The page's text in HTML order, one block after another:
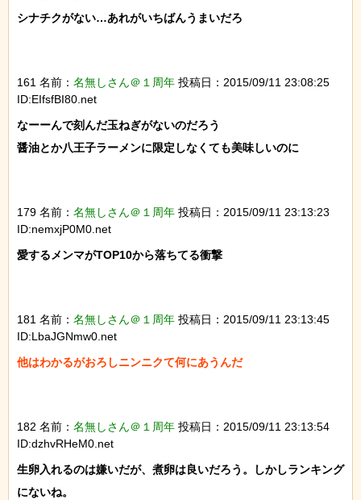
シナチクがない…あれがいちばんうまいだろ
161 名前： 名無しさん＠１周年 投稿日：2015/09/11 23:08:25
ID:EIfsfBI80.net
なーーんで刻んだ玉ねぎがないのだろう
醤油とか八王子ラーメンに限定しなくても美味しいのに
179 名前： 名無しさん＠１周年 投稿日：2015/09/11 23:13:23
ID:nemxjP0M0.net
愛するメンマがTOP10から落ちてる衝撃
181 名前： 名無しさん＠１周年 投稿日：2015/09/11 23:13:45
ID:LbaJGNmw0.net
他はわかるがおろしニンニクて何にあうんだ
182 名前： 名無しさん＠１周年 投稿日：2015/09/11 23:13:54
ID:dzhvRHeM0.net
生卵入れるのは嫌いだが、煮卵は良いだろう。しかしランキング
にないね。